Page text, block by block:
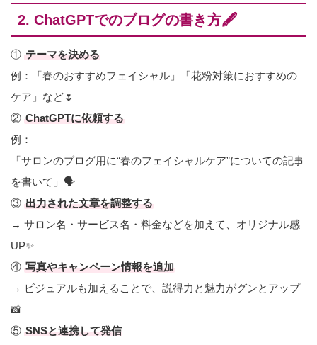
2. ChatGPTでのブログの書き方🖋️
① テーマを決める
例：「春のおすすめフェイシャル」「花粉対策におすすめの
ケア」など🌷
② ChatGPTに依頼する
例：
「サロンのブログ用に“春のフェイシャルケア”についての記事
を書いて」🗣️
③ 出力された文章を調整する
→ サロン名・サービス名・料金などを加えて、オリジナル感
UP✨
④ 写真やキャンペーン情報を追加
→ ビジュアルも加えることで、説得力と魅力がグンとアップ
📸
⑤ SNSと連携して発信